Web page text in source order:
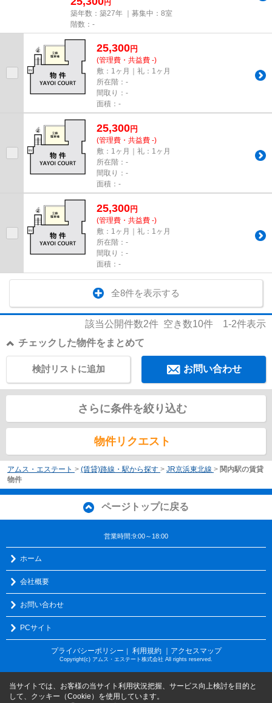
円
築年数：築27年 ｜募集中： 8室
階数：-
25,300円
(管理費・共益費 -)
敷：1ヶ月｜礼：1ヶ月
所在階：-
間取り：-
面積：-
25,300円
(管理費・共益費 -)
敷：1ヶ月｜礼：1ヶ月
所在階：-
間取り：-
面積：-
25,300円
(管理費・共益費 -)
敷：1ヶ月｜礼：1ヶ月
所在階：-
間取り：-
面積：-
全8件を表示する
該当公開件数2件 空き数10件 1-2件表示
チェックした物件をまとめて
お問い合わせ
検討リストに追加
さらに条件を絞り込む
物件リクエスト
アムス・エステート > (賃貸)路線・駅から探す > JR京浜東北線 > 関内駅の賃貸
物件
ページトップに戻る
営業時間:9:00～18:00
ホーム
会社概要
お問い合わせ
PCサイト
プライバシーポリシー ｜ 利用規約 ｜アクセスマップ
Copyright(c) アムス・エステート株式会社 All rights reserved.
当サイトでは、お客様の当サイト利用状況把握、サービス向上検討を目的と
して、クッキー（Cookie）を使用しています。